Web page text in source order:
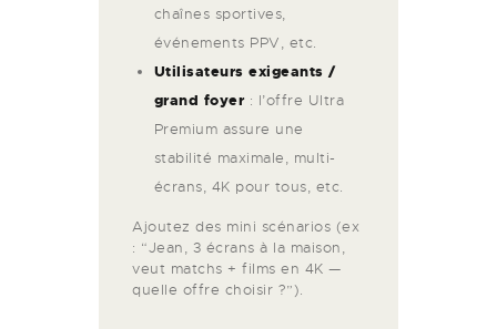
chaînes sportives,
événements PPV, etc.
Utilisateurs exigeants /
grand foyer: l’offre Ultra
Premium assure une
stabilité maximale, multi-
écrans, 4K pour tous, etc.
Ajoutez des mini scénarios (ex
: “Jean, 3 écrans à la maison,
veut matchs + films en 4K —
quelle offre choisir ?”).